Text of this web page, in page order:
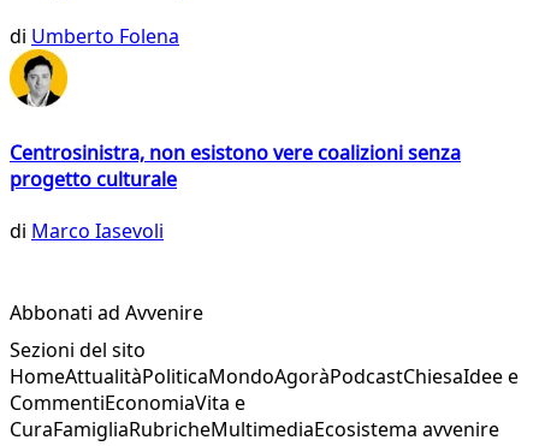
di Umberto Folena
Centrosinistra, non esistono vere coalizioni senza
progetto culturale
di Marco Iasevoli
Abbonati ad Avvenire
Sezioni del sito
HomeAttualitàPoliticaMondoAgoràPodcastChiesaIdee e
CommentiEconomiaVita e
CuraFamigliaRubricheMultimediaEcosistema avvenire